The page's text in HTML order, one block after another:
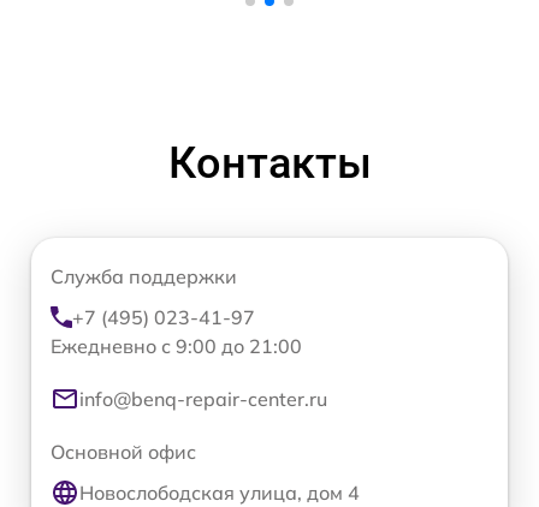
Контакты
Служба поддержки
+7 (495) 023-41-97
Ежедневно с 9:00 до 21:00
info@benq-repair-center.ru
Основной офис
Новослободская улица, дом 4